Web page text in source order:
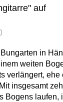
auf
in
weiten
verlängert, ehe
insgesamt
Bogens laufen,